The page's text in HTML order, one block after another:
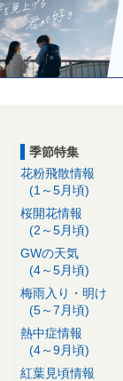
季節特集
花粉飛散情報
(1～5月頃)
桜開花情報
(2～5月頃)
GWの天気
(4～5月頃)
梅雨入り・明け
(5～7月頃)
熱中症情報
(4～9月頃)
紅葉見頃情報